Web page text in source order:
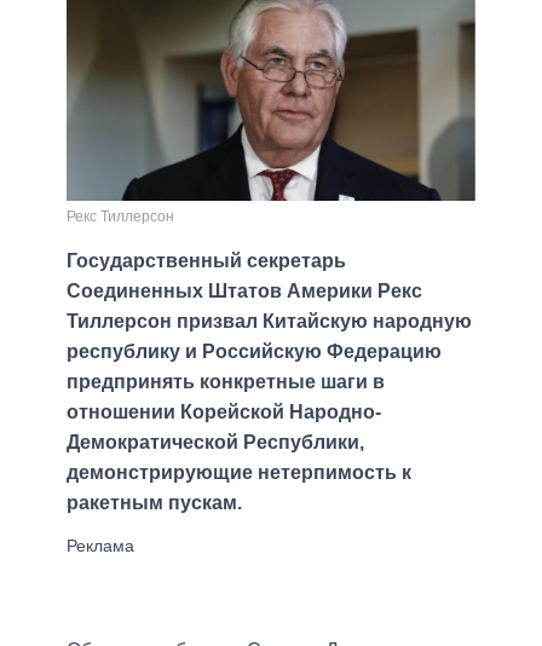
Рекс Тиллерсон
Государственный секретарь
Соединенных Штатов Америки Рекс
Тиллерсон призвал Китайскую народную
республику и Российскую Федерацию
предпринять конкретные шаги в
отношении Корейской Народно-
Демократической Республики,
демонстрирующие нетерпимость к
ракетным пускам.